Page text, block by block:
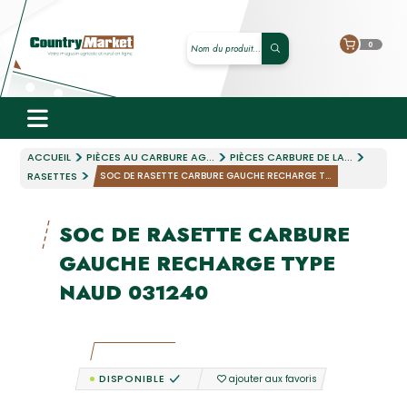
0
ACCUEIL PIÈCES AU CARBURE AG...
PIÈCES CARBURE DE LA...
RASETTES
SOC DE RASETTE CARBURE GAUCHE RECHARGE T...
SOC DE RASETTE CARBURE
GAUCHE RECHARGE TYPE
NAUD 031240
DISPONIBLE ajouter aux favoris